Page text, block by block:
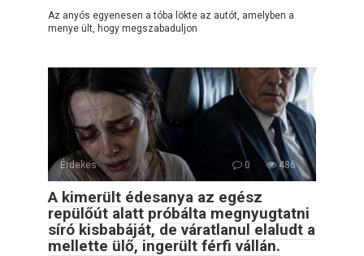
Az anyós egyenesen a tóba lökte az autót, amelyben a
menye ült, hogy megszabaduljon
Érdekes 0 486
A kimerült édesanya az egész
repülőút alatt próbálta megnyugtatni
síró kisbabáját, de váratlanul elaludt a
mellette ülő, ingerült férfi vállán.